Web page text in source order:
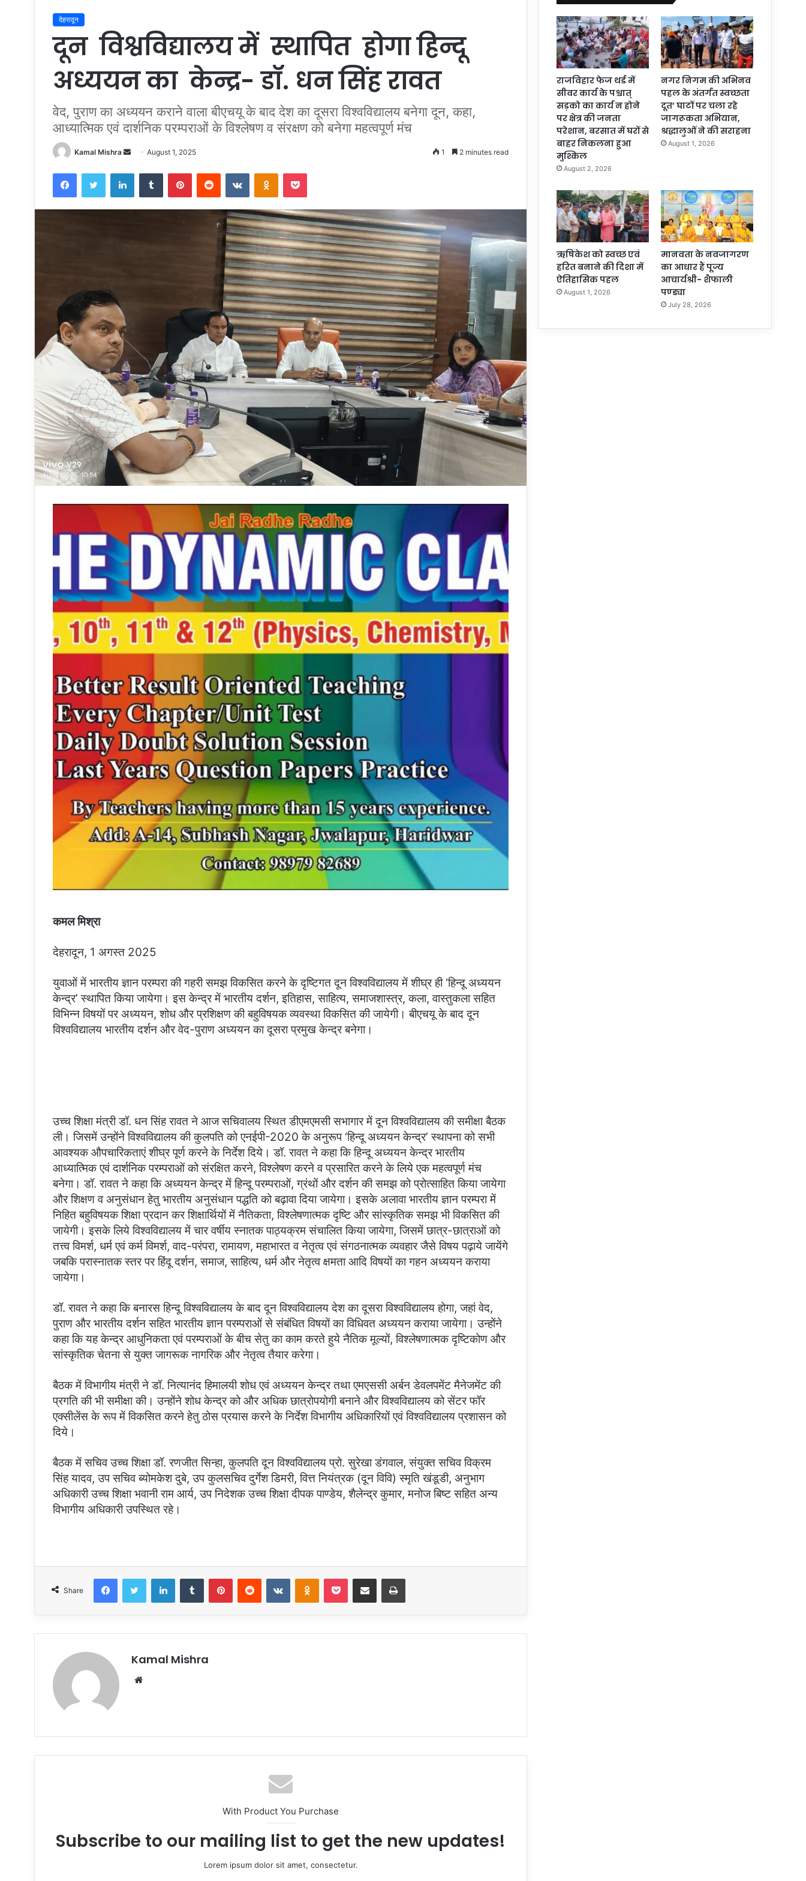
देहरादून
दून विश्वविद्यालय में स्थापित होगा हिन्दू
अध्ययन का केन्द्र- डॉ. धन सिंह रावत
वेद, पुराण का अध्ययन कराने वाला बीएचयू के बाद देश का दूसरा विश्वविद्यालय बनेगा दून, कहा,
आध्यात्मिक एवं दार्शनिक परम्पराओं के विश्लेषण व संरक्षण को बनेगा महत्वपूर्ण मंच
Kamal Mishra
SendAugust 1, 2025 1 2 minutes read
FacebookTwitter LinkedInTumblr PinterestReddit VKontakteOdnoklassniki
Pocket
कमल मिश्रा
देहरादून, 1 अगस्त 2025
युवाओं में भारतीय ज्ञान परम्परा की गहरी समझ विकसित करने के दृष्टिगत दून विश्वविद्यालय में शीघ्र ही ‘हिन्दू अध्ययन
केन्द्र’ स्थापित किया जायेगा। इस केन्द्र में भारतीय दर्शन, इतिहास, साहित्य, समाजशास्त्र, कला, वास्तुकला सहित
विभिन्न विषयों पर अध्ययन, शोध और प्रशिक्षण की बहुविषयक व्यवस्था विकसित की जायेगी। बीएचयू के बाद दून
विश्वविद्यालय भारतीय दर्शन और वेद-पुराण अध्ययन का दूसरा प्रमुख केन्द्र बनेगा।
उच्च शिक्षा मंत्री डॉ. धन सिंह रावत ने आज सचिवालय स्थित डीएमएमसी सभागार में दून विश्वविद्यालय की समीक्षा बैठक
ली। जिसमें उन्होंने विश्वविद्यालय की कुलपति को एनईपी-2020 के अनुरूप ‘हिन्दू अध्ययन केन्द्र’ स्थापना को सभी
आवश्यक औपचारिकताएं शीघ्र पूर्ण करने के निर्देश दिये। डॉ. रावत ने कहा कि हिन्दू अध्ययन केन्द्र भारतीय
आध्यात्मिक एवं दार्शनिक परम्पराओं को संरक्षित करने, विश्लेषण करने व प्रसारित करने के लिये एक महत्वपूर्ण मंच
बनेगा। डॉ. रावत ने कहा कि अध्ययन केन्द्र में हिन्दू परम्पराओं, ग्रंथों और दर्शन की समझ को प्रोत्साहित किया जायेगा
और शिक्षण व अनुसंधान हेतु भारतीय अनुसंधान पद्धति को बढ़ावा दिया जायेगा। इसके अलावा भारतीय ज्ञान परम्परा में
निहित बहुविषयक शिक्षा प्रदान कर शिक्षार्थियों में नैतिकता, विश्लेषणात्मक दृष्टि और सांस्कृतिक समझ भी विकसित की
जायेगी। इसके लिये विश्वविद्यालय में चार वर्षीय स्नातक पाठ्यक्रम संचालित किया जायेगा, जिसमें छात्र-छात्राओं को
तत्त्व विमर्श, धर्म एवं कर्म विमर्श, वाद-परंपरा, रामायण, महाभारत व नेतृत्व एवं संगठनात्मक व्यवहार जैसे विषय पढ़ाये जायेंगे
जबकि परास्नातक स्तर पर हिंदू दर्शन, समाज, साहित्य, धर्म और नेतृत्व क्षमता आदि विषयों का गहन अध्ययन कराया
जायेगा।
डॉ. रावत ने कहा कि बनारस हिन्दू विश्वविद्यालय के बाद दून विश्वविद्यालय देश का दूसरा विश्वविद्यालय होगा, जहां वेद,
पुराण और भारतीय दर्शन सहित भारतीय ज्ञान परम्पराओं से संबंधित विषयों का विधिवत अध्ययन कराया जायेगा। उन्होंने
कहा कि यह केन्द्र आधुनिकता एवं परम्पराओं के बीच सेतु का काम करते हुये नैतिक मूल्यों, विश्लेषणात्मक दृष्टिकोण और
सांस्कृतिक चेतना से युक्त जागरूक नागरिक और नेतृत्व तैयार करेगा।
बैठक में विभागीय मंत्री ने डॉ. नित्यानंद हिमालयी शोध एवं अध्ययन केन्द्र तथा एमएससी अर्बन डेवलपमेंट मैनेजमेंट की
प्रगति की भी समीक्षा की। उन्होंने शोध केन्द्र को और अधिक छात्रोपयोगी बनाने और विश्वविद्यालय को सेंटर फॉर
एक्सीलेंस के रूप में विकसित करने हेतु ठोस प्रयास करने के निर्देश विभागीय अधिकारियों एवं विश्वविद्यालय प्रशासन को
दिये।
बैठक में सचिव उच्च शिक्षा डॉ. रणजीत सिन्हा, कुलपति दून विश्वविद्यालय प्रो. सुरेखा डंगवाल, संयुक्त सचिव विक्रम
सिंह यादव, उप सचिव ब्योमकेश दुबे, उप कुलसचिव दुर्गेश डिमरी, वित्त नियंत्रक (दून विवि) स्मृति खंडूडी, अनुभाग
अधिकारी उच्च शिक्षा भवानी राम आर्य, उप निदेशक उच्च शिक्षा दीपक पाण्डेय, शैलेन्द्र कुमार, मनोज बिष्ट सहित अन्य
विभागीय अधिकारी उपस्थित रहे।
Share
FacebookTwitter LinkedInTumblr PinterestReddit VKontakteOdnoklassniki
Pocket Share via Email Print
Kamal Mishra
Website
With Product You Purchase
Subscribe to our mailing list to get the new updates!
Lorem ipsum dolor sit amet, consectetur.
राजविहार फेज थर्ड में
सीवर कार्य के पश्चात्
सड़को का कार्य न होने
पर क्षेत्र की जनता
परेशान, बरसात में घरों से
बाहर निकलना हुआ
मुश्किल
August 2, 2026
नगर निगम की अभिनव
पहल के अंतर्गत स्वच्छता
दूत’ घाटों पर चला रहे
जागरूकता अभियान,
श्रद्धालुओं ने की सराहना
August 1, 2026
ऋषिकेश को स्वच्छ एवं
हरित बनाने की दिशा में
ऐतिहासिक पहल
August 1, 2026
मानवता के नवजागरण
का आधार हैं पूज्य
आचार्यश्री- शैफाली
पण्ड्या
July 28, 2026